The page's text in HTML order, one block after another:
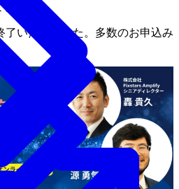
ー
了いたしました。多数のお申込み